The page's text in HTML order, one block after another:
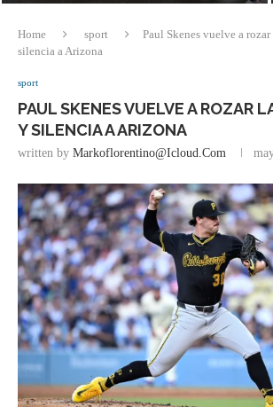
Home sport
Paul Skenes vuelve a
silencia a Arizona
sport
PAUL SKENES VUELVE A ROZAR
Y SILENCIA A ARIZONA
written by Markoflorentino@icloud.com